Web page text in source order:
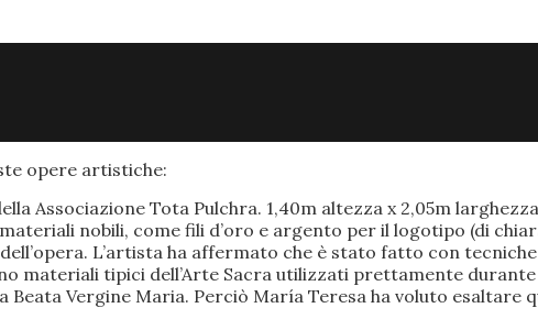
opere artistiche:
Associazione Tota Pulchra. 1,40m altezza x 2,05m
nobili, come fili d’oro e argento per il logotipo (di
L’artista ha affermato che è stato fatto con
materiali tipici dell’Arte Sacra utilizzati prettamente
Beata Vergine Maria. Perciò María Teresa ha voluto esaltare